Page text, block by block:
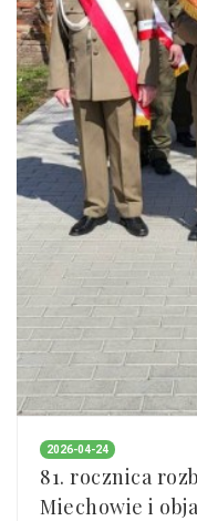
2026-04-24
81. rocznica
Miechowie i